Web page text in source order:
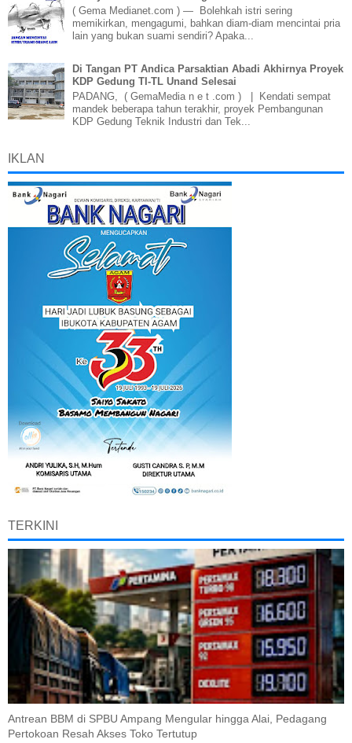
( Gema Medianet.com ) — Bolehkah istri sering
memikirkan, mengagumi, bahkan diam-diam mencintai pria
lain yang bukan suami sendiri? Apaka...
Di Tangan PT Andica Parsaktian Abadi Akhirnya Proyek
KDP Gedung TI-TL Unand Selesai
PADANG, ( GemaMedia n e t .com ) | Kendati sempat
mandek beberapa tahun terakhir, proyek Pembangunan
KDP Gedung Teknik Industri dan Tek...
IKLAN
TERKINI
Antrean BBM di SPBU Ampang Mengular hingga Alai, Pedagang
Pertokoan Resah Akses Toko Tertutup